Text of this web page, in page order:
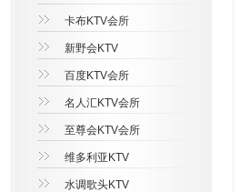
卡布KTV会所
新野会KTV
百度KTV会所
名人汇KTV会所
至尊会KTV会所
维多利亚KTV
水调歌头KTV